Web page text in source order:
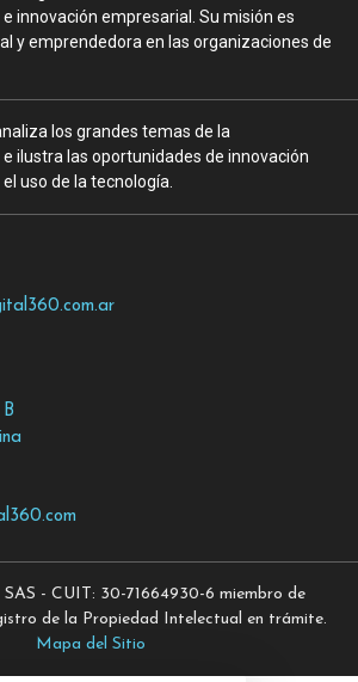
innovación empresarial. Su misión es
y emprendedora en las organizaciones de
los grandes temas de la
ilustra las oportunidades de innovación
uso de la tecnología.
- CUIT: 30-71664930-6 miembro de
de la Propiedad Intelectual en trámite.
Mapa del Sitio